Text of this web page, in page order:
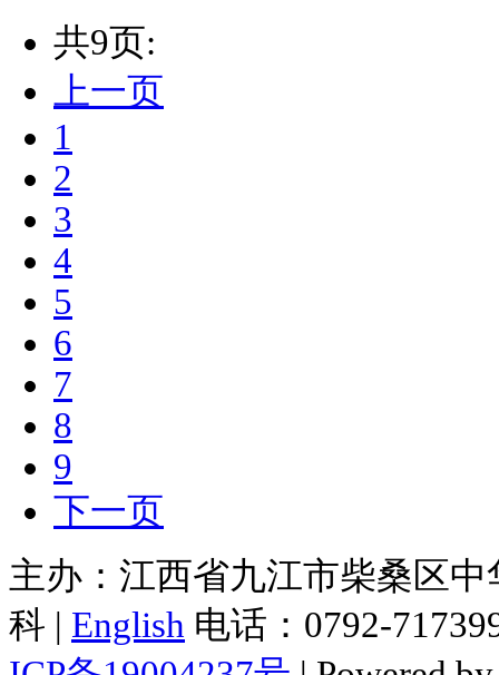
共9页:
上一页
1
2
3
4
5
6
7
8
9
下一页
主办：江西省九江市柴桑区
科 | English 电话：0792-